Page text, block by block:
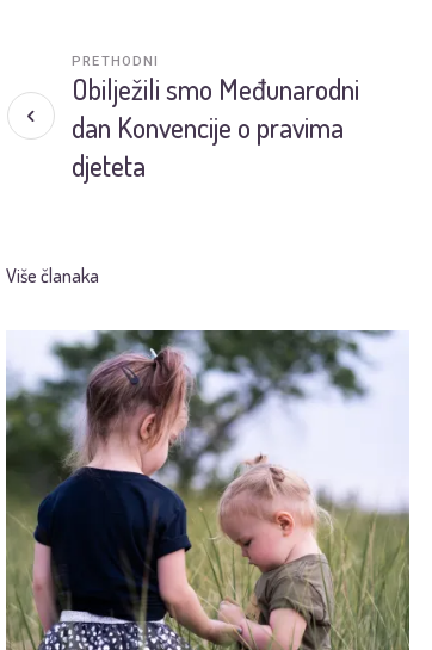
Obilježili smo Međunarodni
dan Konvencije o pravima
djeteta
PRETHODNI
Više članaka